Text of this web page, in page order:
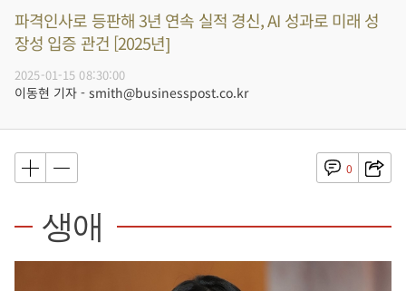
파격인사로 등판해 3년 연속 실적 경신, AI 성과로 미래 성
장성 입증 관건 [2025년]
2025-01-15 08:30:00
이동현 기자 - smith@businesspost.co.kr
0
생애